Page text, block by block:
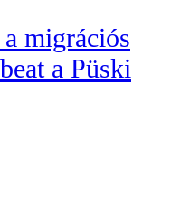
migrációs
a Püski